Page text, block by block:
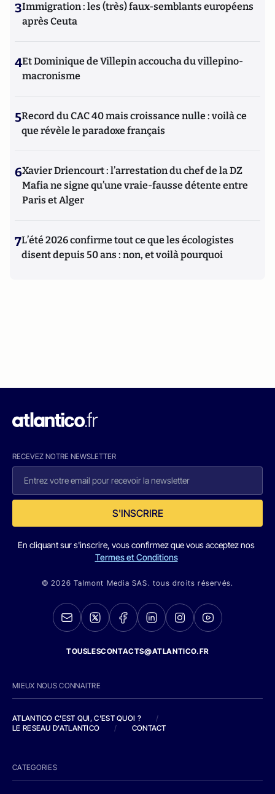
3Immigration : les (très) faux-semblants européens
après Ceuta
4Et Dominique de Villepin accoucha du villepino-
macronisme
5Record du CAC 40 mais croissance nulle : voilà ce
que révèle le paradoxe français
6Xavier Driencourt : l’arrestation du chef de la DZ
Mafia ne signe qu’une vraie-fausse détente entre
Paris et Alger
7L’été 2026 confirme tout ce que les écologistes
disent depuis 50 ans : non, et voilà pourquoi
RECEVEZ NOTRE NEWSLETTER
S'INSCRIRE
En cliquant sur s'inscrire, vous confirmez que vous acceptez nos
Termes et Conditions
© 2026 Talmont Media SAS. tous droits réservés.
TOUSLESCONTACTS@ATLANTICO.FR
MIEUX NOUS CONNAITRE
ATLANTICO C'EST QUI, C'EST QUOI ?
/
LE RESEAU D'ATLANTICO
/ CONTACT
CATEGORIES